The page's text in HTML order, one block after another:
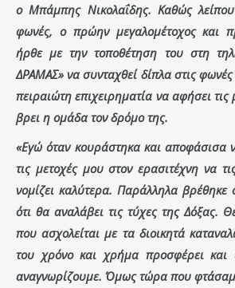
ο Μπάμπης Νικολαΐδης. Καθώς
φωνές, ο πρώην μεγαλομέτοχος και
ήρθε με την τοποθέτηση του στη
ΔΡΑΜΑΣ» να συνταχθεί δίπλα στις
πειραιώτη επιχειρηματία να αφήσει
βρει η ομάδα τον δρόμο της.
«Εγώ όταν κουράστηκα και
τις μετοχές μου στον ερασιτέχνη να
νομίζει καλύτερα. Παράλληλα βρέθηκε
ότι θα αναλάβει τις τύχες της Δόξας.
που ασχολείται με τα διοικητά
του χρόνο και χρήμα προσφέρει και
αναγνωρίζουμε. Όμως τώρα που